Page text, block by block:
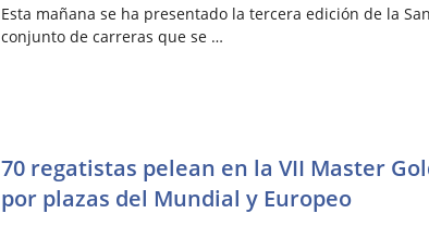
Esta mañana se ha presentado la tercera edición de la
conjunto de carreras que se …
70 regatistas pelean en la VII Master
por plazas del Mundial y Europeo